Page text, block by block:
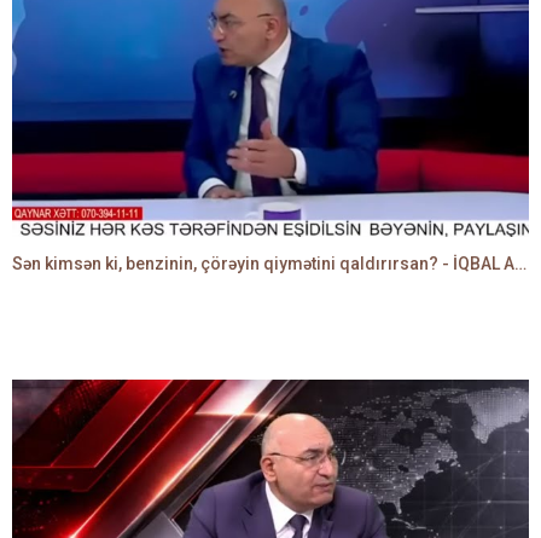
Sən kimsən ki, benzinin, çörəyin qiymətini qaldırırsan? - İQBAL AĞAZADƏ